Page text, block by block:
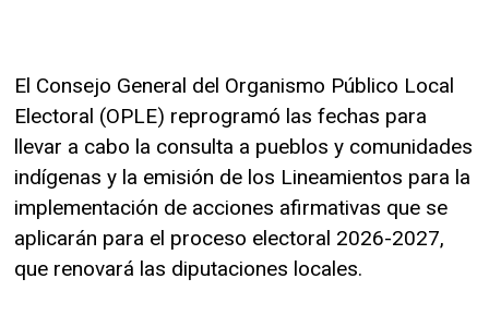
El Consejo General del Organismo Público Local
Electoral (OPLE) reprogramó las fechas para
llevar a cabo la consulta a pueblos y comunidades
indígenas y la emisión de los Lineamientos para la
implementación de acciones afirmativas que se
aplicarán para el proceso electoral 2026-2027,
que renovará las diputaciones locales.